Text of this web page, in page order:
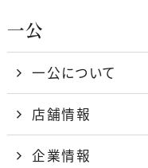
一公
一公について
店舗情報
企業情報